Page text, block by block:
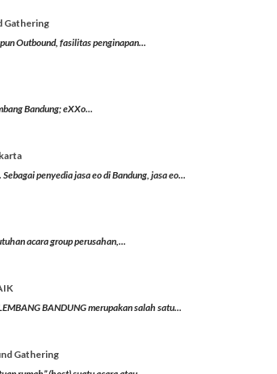
Gathering
Outbound, fasilitas penginapan...
Bandung; eXXo...
penyedia jasa eo di Bandung, jasa eo...
acara group perusahan,...
BANDUNG merupakan salah satu...
Gathering